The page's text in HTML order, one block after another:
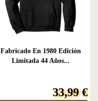
Fabricado En 1980 Edición
Limitada 44 Años...
33,99 €